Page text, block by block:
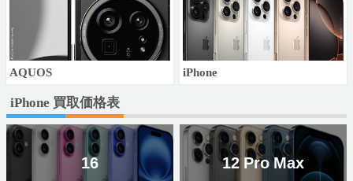
AQUOS iPhone
iPhone 買取価格表
16 12 Pro Max